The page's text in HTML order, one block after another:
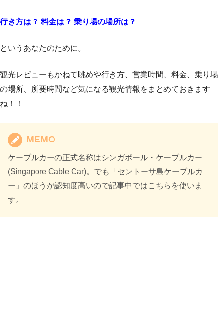
行き方は？ 料金は？ 乗り場の場所は？
というあなたのために。
観光レビューもかねて眺めや行き方、営業時間、料金、乗り場
の場所、所要時間など気になる観光情報をまとめておきます
ね！！
MEMO
ケーブルカーの正式名称はシンガポール・ケーブルカー
(Singapore Cable Car)。でも「セントーサ島ケーブルカ
ー」のほうが認知度高いので記事中ではこちらを使いま
す。